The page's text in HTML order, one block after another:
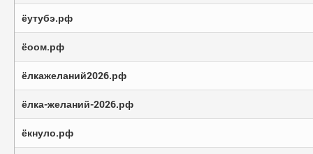
ёутубэ.рф
ёоом.рф
ёлкажеланий2026.рф
ёлка-желаний-2026.рф
ёкнуло.рф